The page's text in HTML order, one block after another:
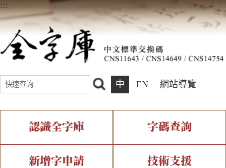
:::
中 EN 網站導覽
認識全字庫
全字庫介紹 全字庫現況
字碼查詢
IDS查詢 部件查詢
新增字申請 技術支援